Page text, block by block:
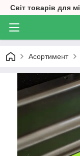
Світ товарів для
Асортимент